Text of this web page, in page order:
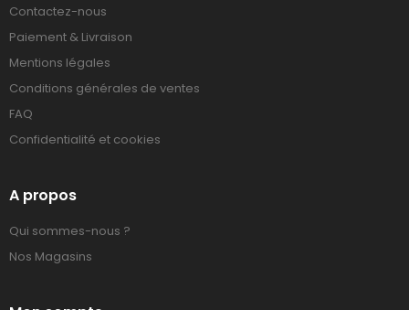
Contactez-nous
Paiement & Livraison
Mentions légales
Conditions générales de ventes
FAQ
Confidentialité et cookies
A propos
Qui sommes-nous ?
Nos Magasins